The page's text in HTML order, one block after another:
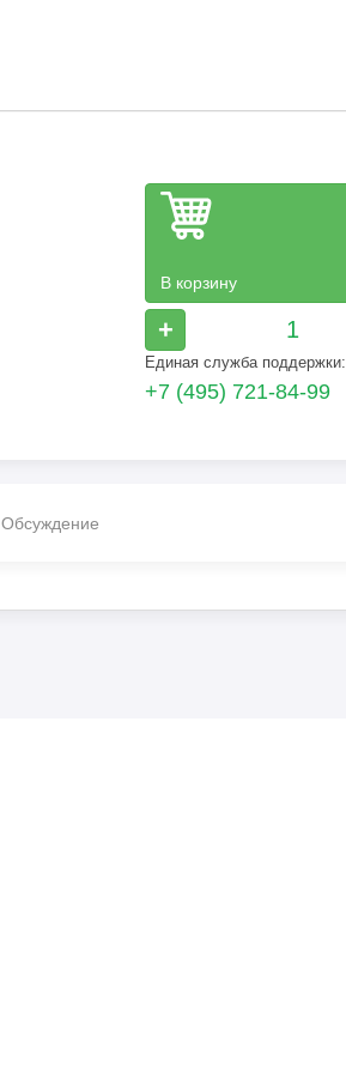
В корзину
+
Единая служба поддержки:
+7 (495) 721-84-99
Обсуждение